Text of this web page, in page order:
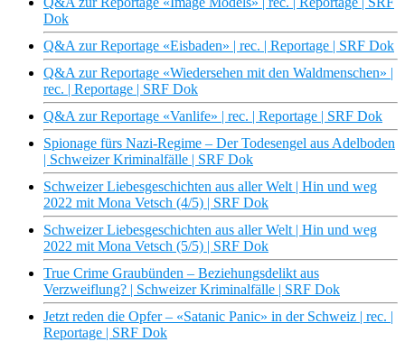
Dok
Q&A zur Reportage «Eisbaden» | rec. | Reportage | SRF Dok
Q&A zur Reportage «Wiedersehen mit den Waldmenschen» |
rec. | Reportage | SRF Dok
Q&A zur Reportage «Vanlife» | rec. | Reportage | SRF Dok
Spionage fürs Nazi-Regime – Der Todesengel aus Adelboden
| Schweizer Kriminalfälle | SRF Dok
Schweizer Liebesgeschichten aus aller Welt | Hin und weg
2022 mit Mona Vetsch (4/5) | SRF Dok
Schweizer Liebesgeschichten aus aller Welt | Hin und weg
2022 mit Mona Vetsch (5/5) | SRF Dok
True Crime Graubünden – Beziehungsdelikt aus
Verzweiflung? | Schweizer Kriminalfälle | SRF Dok
Jetzt reden die Opfer – «Satanic Panic» in der Schweiz | rec. |
Reportage | SRF Dok